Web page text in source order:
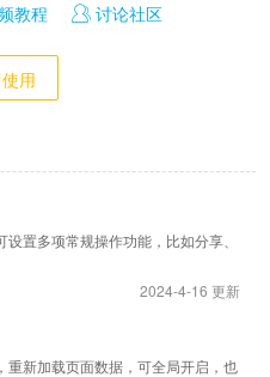
教程 讨论社区
用
置多项常规操作功能，比如分享、
2024-4-16 更新
重新加载页面数据，可全局开启，也